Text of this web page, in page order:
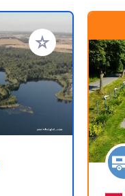
Ajouter à vos